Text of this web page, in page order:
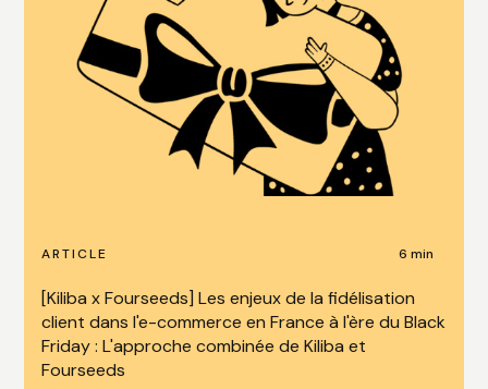
ARTICLE 6 min
[Kiliba x Fourseeds] Les enjeux de la fidélisation
client dans l'e-commerce en France à l'ère du Black
Friday : L'approche combinée de Kiliba et
Fourseeds